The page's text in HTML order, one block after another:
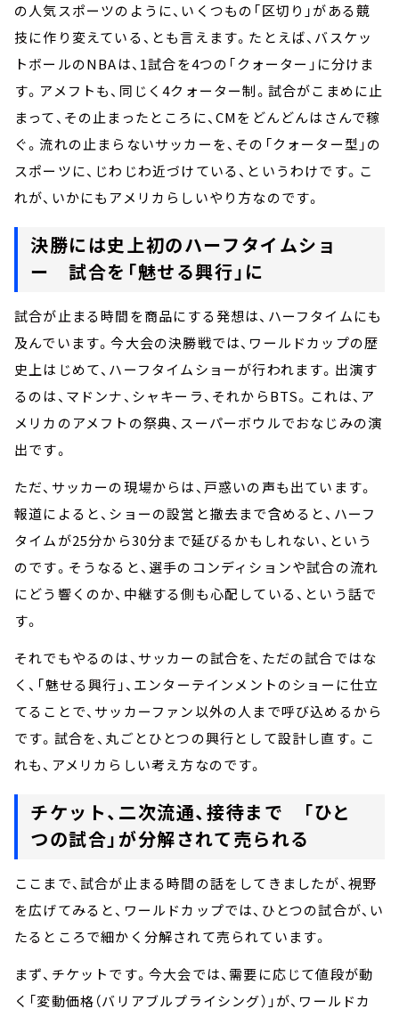
の人気スポーツのように、いくつもの「区切り」がある競
技に作り変えている、とも言えます。たとえば、バスケッ
トボールのNBAは、1試合を4つの「クォーター」に分けま
す。アメフトも、同じく4クォーター制。試合がこまめに止
まって、その止まったところに、CMをどんどんはさんで稼
ぐ。流れの止まらないサッカーを、その「クォーター型」の
スポーツに、じわじわ近づけている、というわけです。こ
れが、いかにもアメリカらしいやり方なのです。
決勝には史上初のハーフタイムショ
ー 試合を「魅せる興行」に
試合が止まる時間を商品にする発想は、ハーフタイムにも
及んでいます。今大会の決勝戦では、ワールドカップの歴
史上はじめて、ハーフタイムショーが行われます。出演す
るのは、マドンナ、シャキーラ、それからBTS。これは、ア
メリカのアメフトの祭典、スーパーボウルでおなじみの演
出です。
ただ、サッカーの現場からは、戸惑いの声も出ています。
報道によると、ショーの設営と撤去まで含めると、ハーフ
タイムが25分から30分まで延びるかもしれない、という
のです。そうなると、選手のコンディションや試合の流れ
にどう響くのか、中継する側も心配している、という話で
す。
それでもやるのは、サッカーの試合を、ただの試合ではな
く、「魅せる興行」、エンターテインメントのショーに仕立
てることで、サッカーファン以外の人まで呼び込めるから
です。試合を、丸ごとひとつの興行として設計し直す。こ
れも、アメリカらしい考え方なのです。
チケット、二次流通、接待まで 「ひと
つの試合」が分解されて売られる
ここまで、試合が止まる時間の話をしてきましたが、視野
を広げてみると、ワールドカップでは、ひとつの試合が、い
たるところで細かく分解されて売られています。
まず、チケットです。今大会では、需要に応じて値段が動
く「変動価格（バリアブルプライシング）」が、ワールドカ